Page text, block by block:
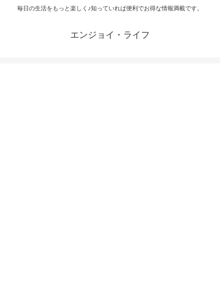
毎日の生活をもっと楽しく♪知っていれば便利でお得な情報満載です。
エンジョイ・ライフ